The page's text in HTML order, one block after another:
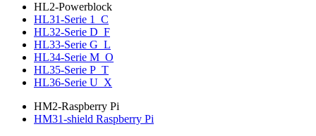
HL2-Powerblock
HL31-Serie 1_C
HL32-Serie D_F
HL33-Serie G_L
HL34-Serie M_O
HL35-Serie P_T
HL36-Serie U_X
HM2-Raspberry Pi
HM31-shield Raspberry Pi